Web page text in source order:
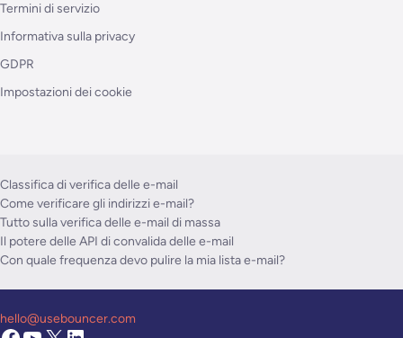
Termini di servizio
Informativa sulla privacy
GDPR
Impostazioni dei cookie
Classifica di verifica delle e-mail
Come verificare gli indirizzi e-mail?
Tutto sulla verifica delle e-mail di massa
Il potere delle API di convalida delle e-mail
Con quale frequenza devo pulire la mia lista e-mail?
hello@usebouncer.com